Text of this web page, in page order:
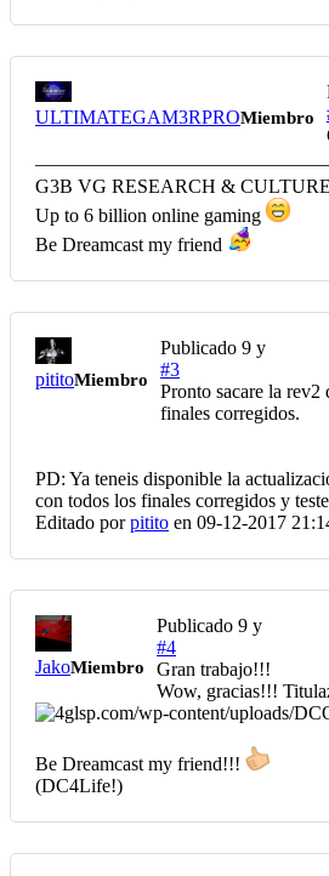
ULTIMATEGAM3RPROMiembro
G3B VG RESEARCH &
Up to 6 billion online gaming
Be Dreamcast my friend
pititoMiembro
Publicado 9 y
#3
Pronto sacare la rev2
finales corregidos.
PD: Ya teneis disponible la
con todos los finales corregidos y
Editado porpitito en 09-12-2017
JakoMiembro
Publicado 9 y
#4
Gran trabajo!!!
Wow, gracias!!!
Be Dreamcast my friend!!!
(DC4Life!)